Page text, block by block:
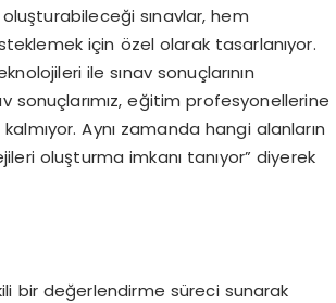
sınavlar, hem
için özel olarak tasarlanıyor.
ile sınav sonuçlarının
sonuçlarımız, eğitim profesyonellerine
Aynı zamanda hangi alanların
oluşturma imkanı tanıyor” diyerek
bir değerlendirme süreci sunarak